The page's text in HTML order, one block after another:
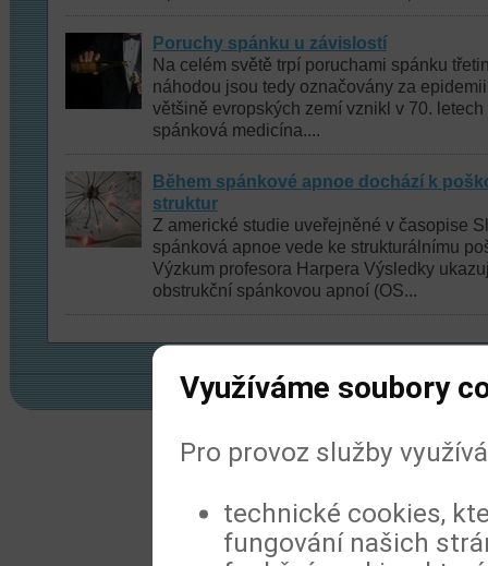
Poruchy spánku u závislostí
Na celém světě trpí poruchami spánku
náhodou jsou tedy označovány za
většině evropských zemí vznikl v 70.
spánková medicína....
Během spánkové apnoe dochází k
struktur
Z americké studie uveřejněné v časopise
spánková apnoe vede ke strukturálnímu
Výzkum profesora Harpera Výsledky
obstrukční spánkovou apnoí (OS...
Využíváme soubory
Pro provoz služby
technické cookies,
fungování našich